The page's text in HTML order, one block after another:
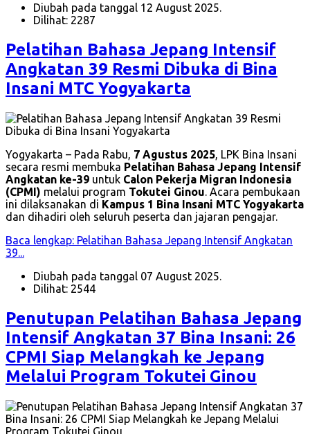
Diubah pada tanggal 12 August 2025.
Dilihat: 2287
Pelatihan Bahasa Jepang Intensif
Angkatan 39 Resmi Dibuka di Bina
Insani MTC Yogyakarta
Yogyakarta – Pada Rabu, 7 Agustus 2025, LPK Bina Insani
secara resmi membuka Pelatihan Bahasa Jepang Intensif
Angkatan ke-39 untuk Calon Pekerja Migran Indonesia
(CPMI) melalui program Tokutei Ginou. Acara pembukaan
ini dilaksanakan di Kampus 1 Bina Insani MTC Yogyakarta
dan dihadiri oleh seluruh peserta dan jajaran pengajar.
Baca lengkap: Pelatihan Bahasa Jepang Intensif Angkatan
39...
Diubah pada tanggal 07 August 2025.
Dilihat: 2544
Penutupan Pelatihan Bahasa Jepang
Intensif Angkatan 37 Bina Insani: 26
CPMI Siap Melangkah ke Jepang
Melalui Program Tokutei Ginou